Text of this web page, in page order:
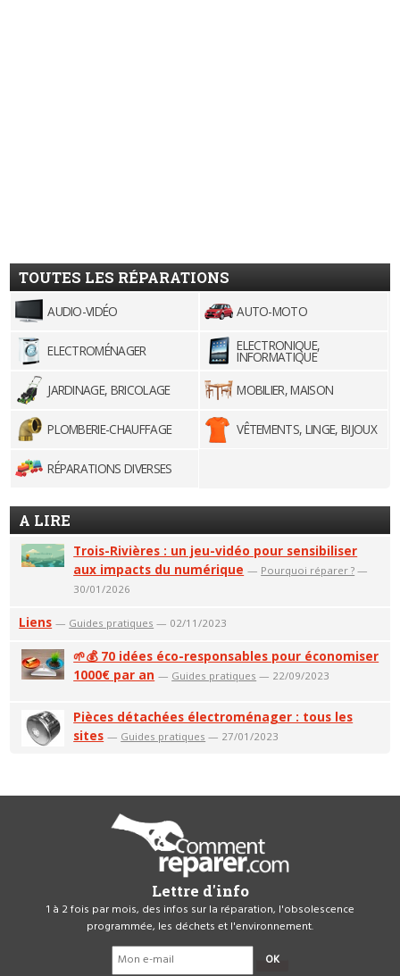
TOUTES LES RÉPARATIONS
AUDIO-VIDÉO AUTO-MOTO
ELECTROMÉNAGER ELECTRONIQUE,
INFORMATIQUE
JARDINAGE, BRICOLAGE
MOBILIER, MAISON
PLOMBERIE-CHAUFFAGE VÊTEMENTS, LINGE, BIJOUX
RÉPARATIONS DIVERSES
A LIRE
Trois-Rivières : un jeu-vidéo pour sensibiliser
aux impacts du numérique — Pourquoi réparer ? —
30/01/2026
Liens — Guides pratiques — 02/11/2023
🌱💰 70 idées éco-responsables pour économiser
1000€ par an — Guides pratiques — 22/09/2023
Pièces détachées électroménager : tous les
sites — Guides pratiques — 27/01/2023
Lettre d'info
1 à 2 fois par mois, des infos sur la réparation, l'obsolescence
programmée, les déchets et l'environnement.
OK